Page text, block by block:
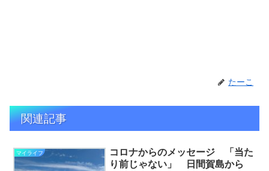
たーこ
関連記事
マイライフ
コロナからのメッセージ 「当た
り前じゃない」 日間賀島から